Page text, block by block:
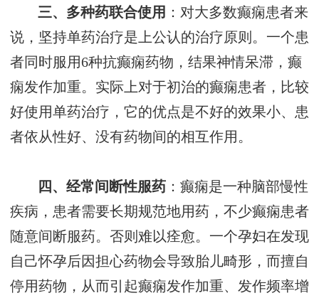
三、多种药联合使用 ：对大多数癫痫患者来
说，坚持单药治疗是上公认的治疗原则。一个患
者同时服用6种抗癫痫药物，结果神情呆滞，癫
痫发作加重。实际上对于初治的癫痫患者，比较
好使用单药治疗，它的优点是不好的效果小、患
者依从性好、没有药物间的相互作用。
四、经常间断性服药 ：癫痫是一种脑部慢性
疾病，患者需要长期规范地用药，不少癫痫患者
随意间断服药。否则难以痊愈。一个孕妇在发现
自己怀孕后因担心药物会导致胎儿畸形，而擅自
停用药物，从而引起癫痫发作加重、发作频率增